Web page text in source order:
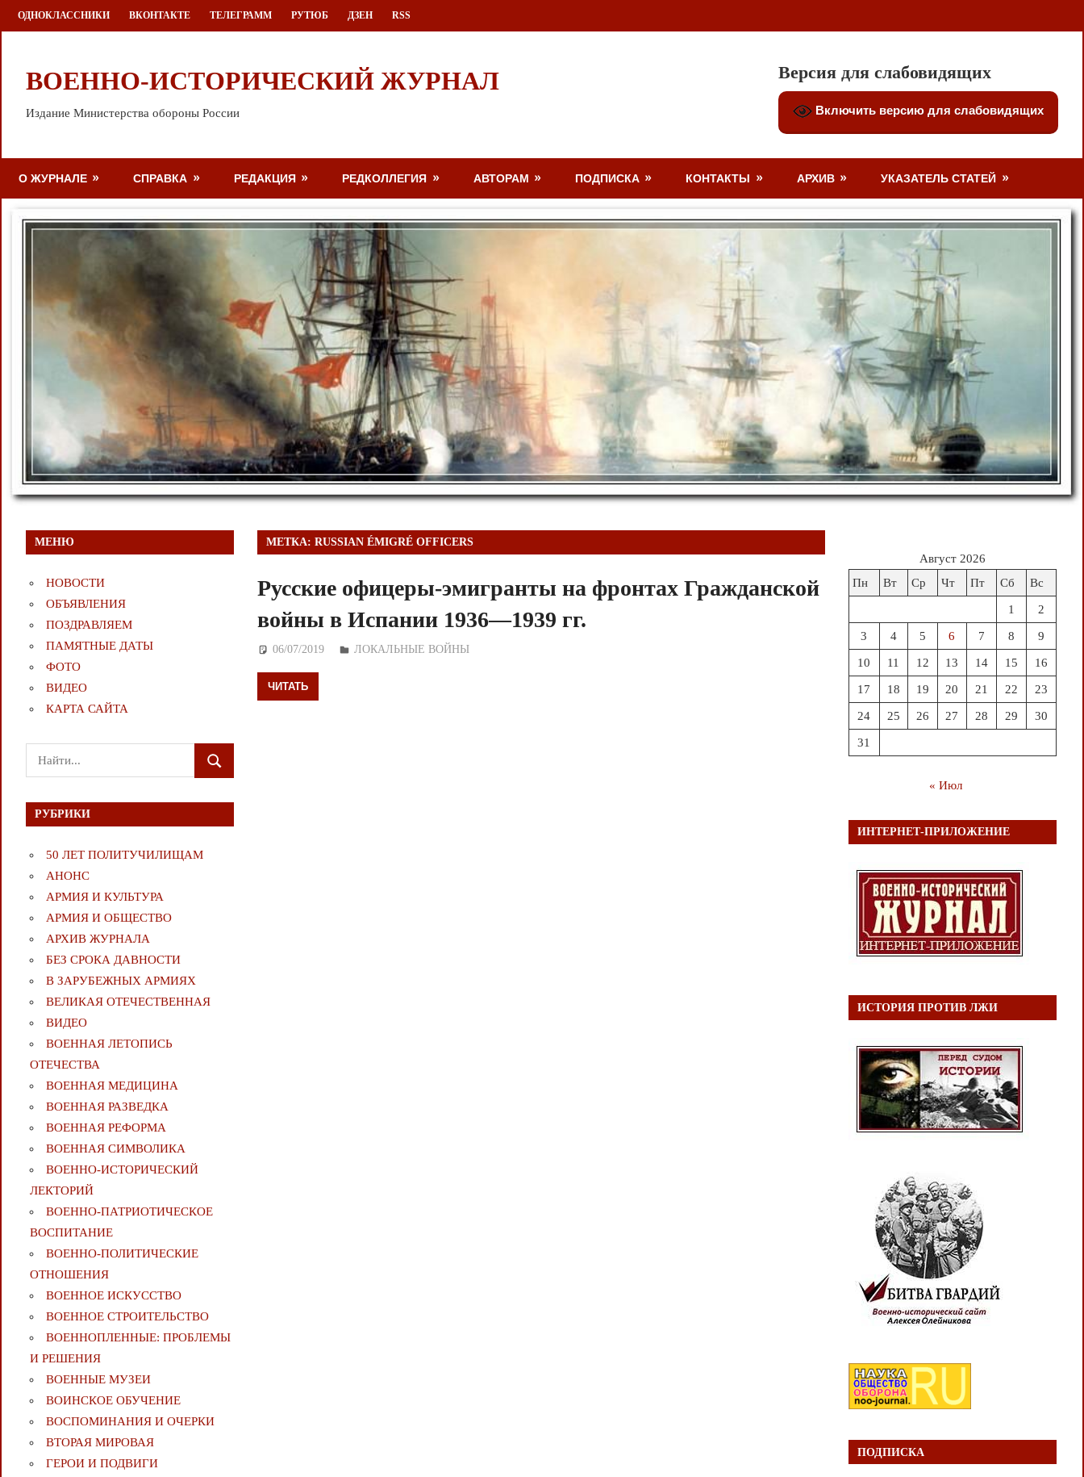
Перейти
к
ОДНОКЛАССНИКИ ВКОНТАКТЕ ТЕЛЕГРАММ РУТЮБ ДЗЕН RSS
ВОЕННО-ИСТОРИЧЕСКИЙ ЖУРНАЛ
Издание Министерства обороны России
Версия для слабовидящих
Включить версию для слабовидящих
О ЖУРНАЛЕ СПРАВКА РЕДАКЦИЯ РЕДКОЛЛЕГИЯ АВТОРАМ ПОДПИСКА КОНТАКТЫ АРХИВ УКАЗАТЕЛЬ СТАТЕЙ
МЕТКА:RUSSIAN ÉMIGRÉ OFFICERS
Русские офицеры-эмигранты на фронтах Гражданской
войны в Испании 1936—1939 гг.
06/07/2019 Дежурный по Редакции
ЛОКАЛЬНЫЕ ВОЙНЫ
ЧИТАТЬ
МЕНЮ
НОВОСТИ
ОБЪЯВЛЕНИЯ
ПОЗДРАВЛЯЕМ
ПАМЯТНЫЕ ДАТЫ
ФОТО
ВИДЕО
КАРТА САЙТА
Поиск
для:
ПОИСК
РУБРИКИ
50 ЛЕТ ПОЛИТУЧИЛИЩАМ
АНОНС
АРМИЯ И КУЛЬТУРА
АРМИЯ И ОБЩЕСТВО
АРХИВ ЖУРНАЛА
БЕЗ СРОКА ДАВНОСТИ
В ЗАРУБЕЖНЫХ АРМИЯХ
ВЕЛИКАЯ ОТЕЧЕСТВЕННАЯ
ВИДЕО
ВОЕННАЯ ЛЕТОПИСЬ
ОТЕЧЕСТВА
ВОЕННАЯ МЕДИЦИНА
ВОЕННАЯ РАЗВЕДКА
ВОЕННАЯ РЕФОРМА
ВОЕННАЯ СИМВОЛИКА
ВОЕННО-ИСТОРИЧЕСКИЙ
ЛЕКТОРИЙ
ВОЕННО-ПАТРИОТИЧЕСКОЕ
ВОСПИТАНИЕ
ВОЕННО-ПОЛИТИЧЕСКИE
ОТНОШЕНИЯ
ВОЕННОЕ ИСКУССТВО
ВОЕННОЕ СТРОИТЕЛЬСТВО
ВОЕННОПЛЕННЫЕ: ПРОБЛЕМЫ
И РЕШЕНИЯ
ВОЕННЫЕ МУЗЕИ
ВОИНСКОЕ ОБУЧЕНИЕ
ВОСПОМИНАНИЯ И ОЧЕРКИ
ВТОРАЯ МИРОВАЯ
ГЕРОИ И ПОДВИГИ
Август 2026
Пн
Вт Ср Чт Пт Сб Вс
1 2
3 4 5 6 7 8 9
10 11 12 13 14 15 16
17 18 19 20 21 22 23
24 25 26 27 28 29 30
31
« Июл
ИНТЕРНЕТ-ПРИЛОЖЕНИЕ
ИСТОРИЯ ПРОТИВ ЛЖИ
ПОДПИСКА